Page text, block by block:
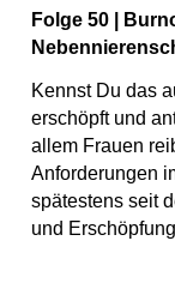
Folge 50 |
Kennst Du das
erschöpft und
allem Frauen
Anforderungen
spätestens seit
und